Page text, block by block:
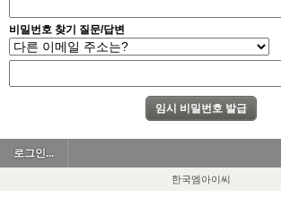
비밀번호 찾기 질문/답변
로그인...
한국엠아이씨